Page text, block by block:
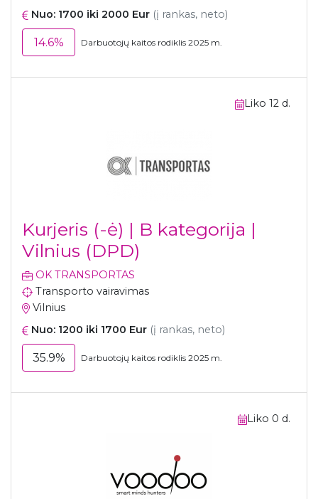
Nuo: 1700 iki 2000 Eur (į rankas, neto)
14.6% Darbuotojų kaitos rodiklis 2025 m.
Liko 12 d.
Kurjeris (-ė) | B kategorija |
Vilnius (DPD)
OK TRANSPORTAS
Transporto vairavimas
Vilnius
Nuo: 1200 iki 1700 Eur (į rankas, neto)
35.9% Darbuotojų kaitos rodiklis 2025 m.
Liko 0 d.